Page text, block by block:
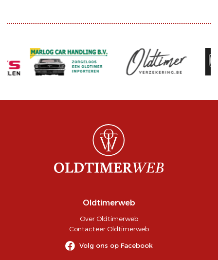
Oldtimerweb
Over Oldtimerweb
Contacteer Oldtimerweb
Volg ons op Facebook